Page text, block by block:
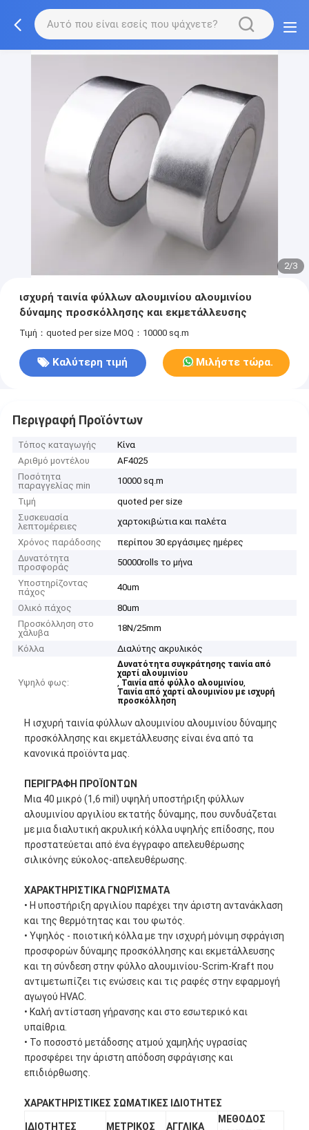
2/3
ισχυρή ταινία φύλλων αλουμινίου αλουμινίου
δύναμης προσκόλλησης και εκμετάλλευσης
Τιμή：quoted per size MOQ：10000 sq.m
Καλύτερη τιμή Μιλήστε τώρα.
Περιγραφή Προϊόντων
Τόπος καταγωγής
Κίνα
Αριθμό μοντέλου
AF4025
Ποσότητα
παραγγελίας min
10000 sq.m
Τιμή
quoted per size
Συσκευασία
λεπτομέρειες
χαρτοκιβώτια και παλέτα
Χρόνος παράδοσης
περίπου 30 εργάσιμες ημέρες
Δυνατότητα
προσφοράς
50000rolls το μήνα
Υποστηρίζοντας
πάχος
40um
Ολικό πάχος
80um
Προσκόλληση στο
χάλυβα
18N/25mm
Κόλλα
Διαλύτης ακρυλικός
Υψηλό φως:
Δυνατότητα συγκράτησης ταινία από
χαρτί αλουμινίου
, Ταινία από φύλλο αλουμινίου,
Ταινία από χαρτί αλουμινίου με ισχυρή
προσκόλληση
Η ισχυρή ταινία φύλλων αλουμινίου αλουμινίου δύναμης
προσκόλλησης και εκμετάλλευσης είναι ένα από τα
κανονικά προϊόντα μας.
ΠΕΡΙΓΡΑΦΗ ΠΡΟΪΟΝΤΩΝ
Μια 40 μικρό (1,6 mil) υψηλή υποστήριξη φύλλων
αλουμινίου αργιλίου εκτατής δύναμης, που συνδυάζεται
με μια διαλυτική ακρυλική κόλλα υψηλής επίδοσης, που
προστατεύεται από ένα έγγραφο απελευθέρωσης
σιλικόνης εύκολος-απελευθέρωσης.
ΧΑΡΑΚΤΗΡΙΣΤΙΚΑ ΓΝΩΡΊΣΜΑΤΑ
• Η υποστήριξη αργιλίου παρέχει την άριστη αντανάκλαση
και της θερμότητας και του φωτός.
• Υψηλός - ποιοτική κόλλα με την ισχυρή μόνιμη σφράγιση
προσφορών δύναμης προσκόλλησης και εκμετάλλευσης
και τη σύνδεση στην φύλλο αλουμινίου-Scrim-Kraft που
αντιμετωπίζει τις ενώσεις και τις ραφές στην εφαρμογή
αγωγού HVAC.
• Καλή αντίσταση γήρανσης και στο εσωτερικό και
υπαίθρια.
• Το ποσοστό μετάδοσης ατμού χαμηλής υγρασίας
προσφέρει την άριστη απόδοση σφράγισης και
επιδιόρθωσης.
ΧΑΡΑΚΤΗΡΙΣΤΙΚΕΣ ΣΩΜΑΤΙΚΕΣ ΙΔΙΟΤΗΤΕΣ
ΙΔΙΟΤΗΤΕΣ ΜΕΤΡΙΚΟΣ ΑΓΓΛΙΚΑ
ΜΕΘΟΔΟΣ